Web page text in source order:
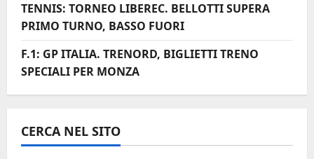
TENNIS: TORNEO LIBEREC. BELLOTTI SUPERA
PRIMO TURNO, BASSO FUORI
F.1: GP ITALIA. TRENORD, BIGLIETTI TRENO
SPECIALI PER MONZA
CERCA NEL SITO